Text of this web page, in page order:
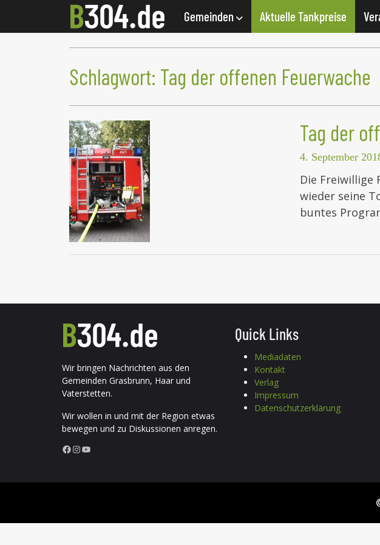
Gemeinden Aktuelle Tankpreise
Schlagwort: Tag der offenen Feuerwache
Tag der
4. September
Die Freiwillige
wieder seine
buntes
Wir bringen Nachrichten aus den
Gemeinden Grasbrunn, Haar und
Vaterstetten.
Wir wollen in und mit der Region etwas
bewegen und zu Diskussionen anregen.
Facebook InstagramYouTube
Quick Links
Mediadaten
Kontakt
Verlag
Impressum
Datenschutzerklärung